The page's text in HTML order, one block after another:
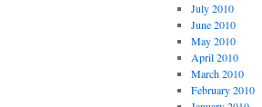
July 2010
June 2010
May 2010
April 2010
March 2010
February 2010